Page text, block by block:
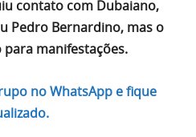
contato com Dubaiano,
Pedro Bernardino, mas o
para manifestações.
no WhatsApp e fique